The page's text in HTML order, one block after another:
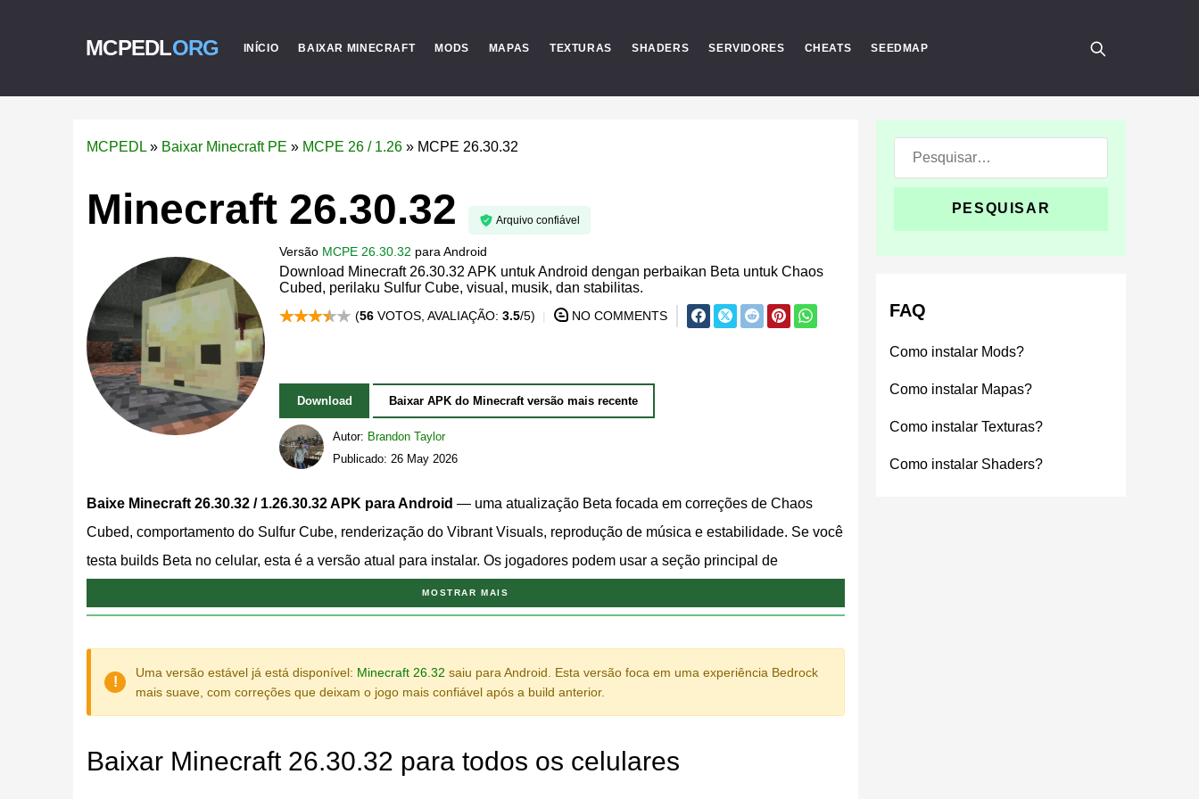
MCPEDLORG INÍCIO BAIXAR MINECRAFT MODS MAPAS TEXTURAS SHADERS SERVIDORES CHEATS SEEDMAP
MCPEDL » Baixar Minecraft PE » MCPE 26 / 1.26 » MCPE 26.30.32
Minecraft 26.30.32 Arquivo confiável
Versão MCPE 26.30.32 para Android
Download Minecraft 26.30.32 APK untuk Android dengan perbaikan Beta untuk Chaos
Cubed, perilaku Sulfur Cube, visual, musik, dan stabilitas.
(56 VOTOS, AVALIAÇÃO: 3.5/5) NO COMMENTS
Download Baixar APK do Minecraft versão mais recente
Autor: Brandon Taylor
Publicado: 26 May 2026
Baixe Minecraft 26.30.32 / 1.26.30.32 APK para Android — uma atualização Beta focada em correções de Chaos
Cubed, comportamento do Sulfur Cube, renderização do Vibrant Visuals, reprodução de música e estabilidade. Se você
testa builds Beta no celular, esta é a versão atual para instalar. Os jogadores podem usar a seção principal de
para encontrar a build certa para o seu aparelho. Para usuários móveis comuns, o
principal motivo para instalar este APK é simples: testes mais tranquilos de novas funcionalidades antes de chegarem a
uma versão pública estável.
O que há de novo no Minecraft 26.30.32 / 1.26.30.32?
Esta Beta se concentra em correções em vez de novas mecânicas. A maioria das mudanças está ligada ao conjunto de
MOSTRAR MAIS
Uma versão estável já está disponível: Minecraft 26.32 saiu para Android. Esta versão foca em uma experiência Bedrock
mais suave, com correções que deixam o jogo mais confiável após a build anterior.
Baixar Minecraft 26.30.32 para todos os celulares
Pesquisar:
FAQ
Como instalar Mods?
Como instalar Mapas?
Como instalar Texturas?
Como instalar Shaders?